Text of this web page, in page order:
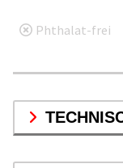
Phthalat-frei